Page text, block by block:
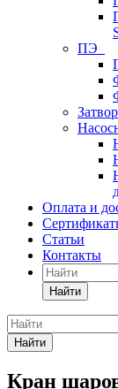
ПЭ
Оплата и
Статьи
Контакты
Найти
Найти
Кран